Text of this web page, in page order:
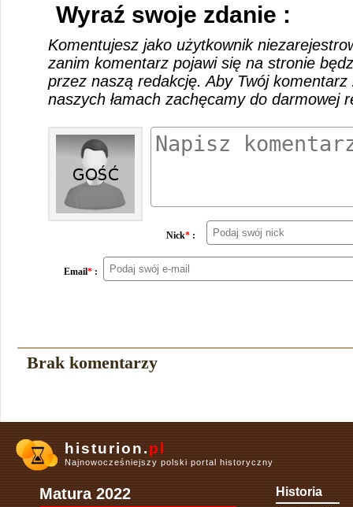
Wyraź swoje zdanie :
Komentujesz jako użytkownik
zanim komentarz pojawi się na stronie
przez naszą redakcję. Aby Twój
naszych łamach zachęcamy do darmowej
Nick* :
Email* :
Brak komentarzy
histurion.pl
Najnowocześniejszy polski portal historyczny
Matura 2022 Historia